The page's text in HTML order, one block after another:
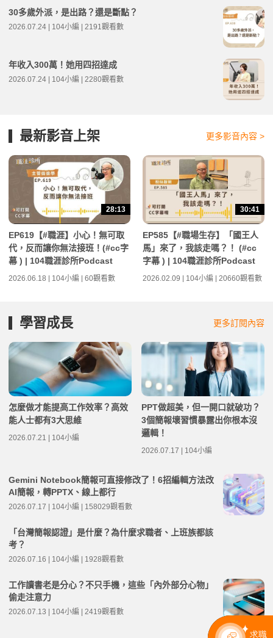
30多歲外派，是出路？還是斷點？
2026.07.24 | 104小編 | 2191觀看數
年收入300萬！她用四招達成
2026.07.24 | 104小編 | 2280觀看數
最新影音上架 更多影音內容 >
28:13
EP619【#職涯】小心！無可取
代，反而讓你無法接班！(#cc字
幕 ) | 104職涯診所Podcast
2026.06.18 | 104小編 | 60觀看數
30:41
EP585【#職場生存】「國王人
馬」來了，我該走嗎？！ (#cc
字幕 ) | 104職涯診所Podcast
2026.02.09 | 104小編 | 20660觀看數
學習成長 更多訂閱內容
怎麼做才能提高工作效率？高效
能人士都有3大思維
2026.07.21 | 104小編
PPT做超美，但一開口就破功？
3個簡報壞習慣暴露出你根本沒
邏輯！
2026.07.17 | 104小編
Gemini Notebook簡報可直接修改了！6招編輯方法改
AI簡報，轉PPTX、線上都行
2026.07.17 | 104小編 | 158029觀看數
「台灣簡報認證」是什麼？為什麼求職者、上班族都該
考？
2026.07.16 | 104小編 | 1928觀看數
工作讀書老是分心？不只手機，這些「內外部分心物」
偷走注意力
2026.07.13 | 104小編 | 2419觀看數